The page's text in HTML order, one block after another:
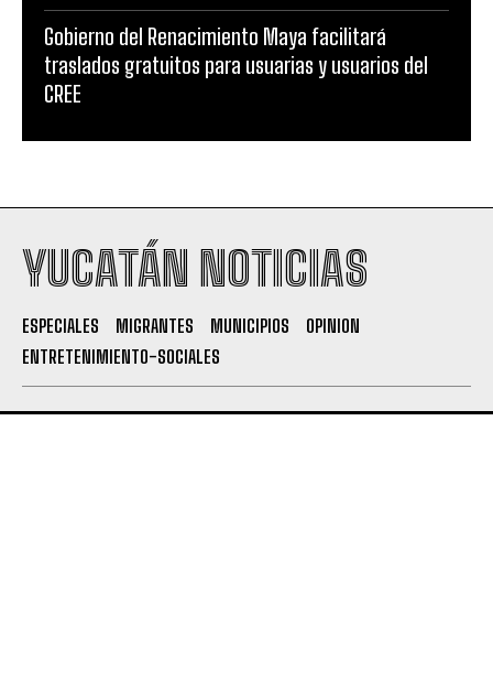
Gobierno del Renacimiento Maya facilitará
traslados gratuitos para usuarias y usuarios del
CREE
YUCATÁN NOTICIAS
ESPECIALES MIGRANTES MUNICIPIOS
OPINION
ENTRETENIMIENTO-SOCIALES